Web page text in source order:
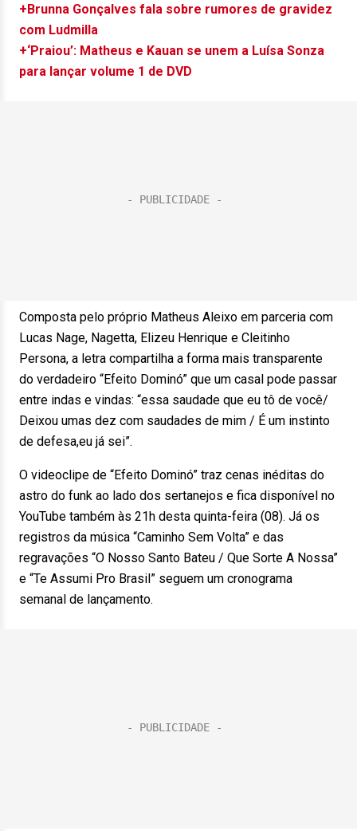
+Brunna Gonçalves fala sobre rumores de gravidez
com Ludmilla
+‘Praiou’: Matheus e Kauan se unem a Luísa Sonza
para lançar volume 1 de DVD
Composta pelo próprio Matheus Aleixo em parceria com
Lucas Nage, Nagetta, Elizeu Henrique e Cleitinho
Persona, a letra compartilha a forma mais transparente
do verdadeiro “Efeito Dominó” que um casal pode passar
entre indas e vindas: “essa saudade que eu tô de você/
Deixou umas dez com saudades de mim / É um instinto
de defesa,eu já sei”.
O videoclipe de “Efeito Dominó” traz cenas inéditas do
astro do funk ao lado dos sertanejos e fica disponível no
YouTube também às 21h desta quinta-feira (08). Já os
registros da música “Caminho Sem Volta” e das
regravações “O Nosso Santo Bateu / Que Sorte A Nossa”
e “Te Assumi Pro Brasil” seguem um cronograma
semanal de lançamento.